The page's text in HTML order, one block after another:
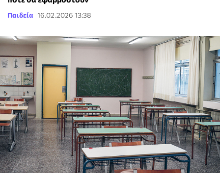
Παιδεία 16.02.2026 13:38